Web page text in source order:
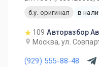
б.у. оригинал
в
109 Авторазбор
Москва, ул.
(929) 555-88-48